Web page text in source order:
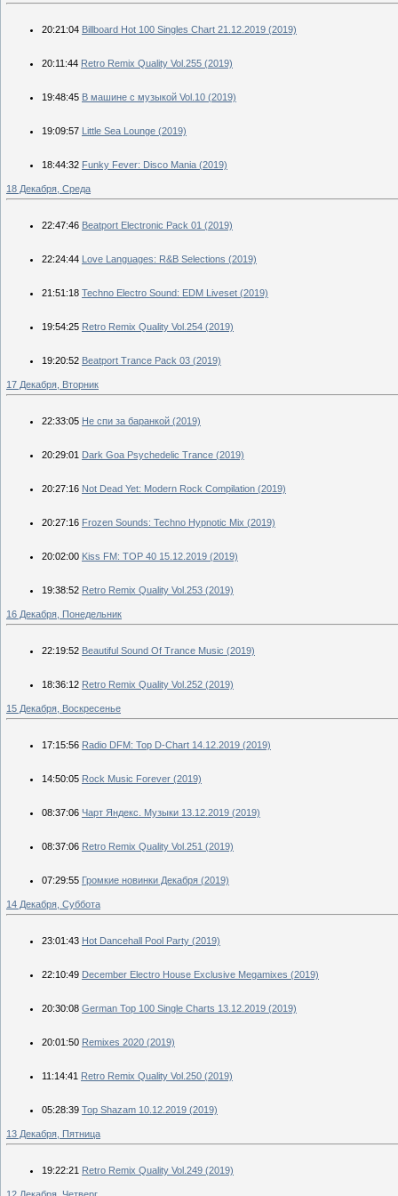
20:21:04 Billboard Hot 100 Singles Chart 21.12.2019 (2019)
20:11:44 Retro Remix Quality Vol.255 (2019)
19:48:45 В машине с музыкой Vol.10 (2019)
19:09:57 Little Sea Lounge (2019)
18:44:32 Funky Fever: Disco Mania (2019)
18 Декабря, Среда
22:47:46 Beatport Electronic Pack 01 (2019)
22:24:44 Love Languages: R&B Selections (2019)
21:51:18 Techno Electro Sound: EDM Liveset (2019)
19:54:25 Retro Remix Quality Vol.254 (2019)
19:20:52 Beatport Trance Pack 03 (2019)
17 Декабря, Вторник
22:33:05 Не спи за баранкой (2019)
20:29:01 Dark Goa Psychedelic Trance (2019)
20:27:16 Not Dead Yet: Modern Rock Compilation (2019)
20:27:16 Frozen Sounds: Techno Hypnotic Mix (2019)
20:02:00 Kiss FM: TOP 40 15.12.2019 (2019)
19:38:52 Retro Remix Quality Vol.253 (2019)
16 Декабря, Понедельник
22:19:52 Beautiful Sound Of Trance Music (2019)
18:36:12 Retro Remix Quality Vol.252 (2019)
15 Декабря, Воскресенье
17:15:56 Radio DFM: Top D-Chart 14.12.2019 (2019)
14:50:05 Rock Music Forever (2019)
08:37:06 Чарт Яндекс. Музыки 13.12.2019 (2019)
08:37:06 Retro Remix Quality Vol.251 (2019)
07:29:55 Громкие новинки Декабря (2019)
14 Декабря, Суббота
23:01:43 Hot Dancehall Pool Party (2019)
22:10:49 December Electro House Exclusive Megamixes (2019)
20:30:08 German Top 100 Single Charts 13.12.2019 (2019)
20:01:50 Remixes 2020 (2019)
11:14:41 Retro Remix Quality Vol.250 (2019)
05:28:39 Top Shazam 10.12.2019 (2019)
13 Декабря, Пятница
19:22:21 Retro Remix Quality Vol.249 (2019)